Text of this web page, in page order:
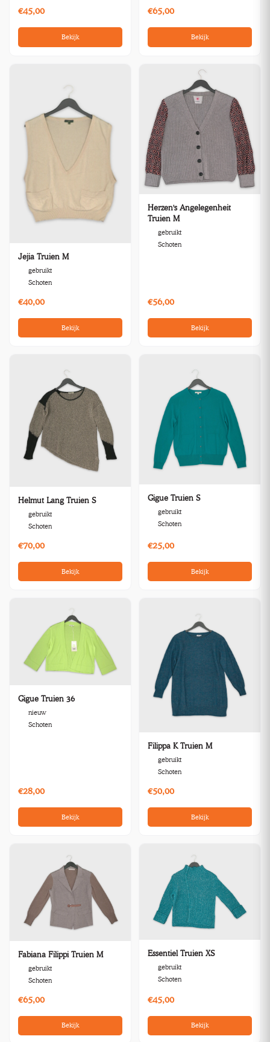
€45,00
Bekijk
€65,00
Bekijk
Jejia Truien M
gebruikt
Schoten
€40,00
Bekijk
Herzen's Angelegenheit
Truien M
gebruikt
Schoten
€56,00
Bekijk
Helmut Lang Truien S
gebruikt
Schoten
€70,00
Bekijk
Gigue Truien S
gebruikt
Schoten
€25,00
Bekijk
Gigue Truien 36
nieuw
Schoten
€28,00
Bekijk
Filippa K Truien M
gebruikt
Schoten
€50,00
Bekijk
Fabiana Filippi Truien M
gebruikt
Schoten
€65,00
Bekijk
Essentiel Truien XS
gebruikt
Schoten
€45,00
Bekijk